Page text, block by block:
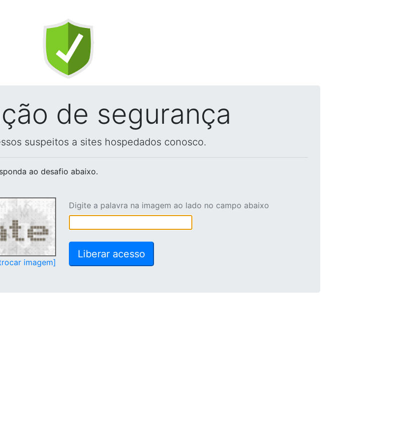
de segurança
suspeitos a sites hospedados conosco.
ao desafio abaixo.
imagem]
Digite a palavra na imagem ao lado no campo abaixo